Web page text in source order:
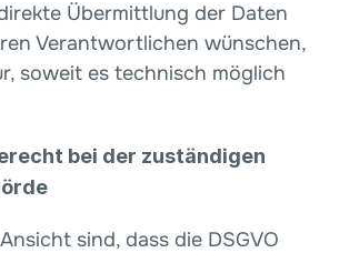
Übermittlung der Daten
Verantwortlichen wünschen,
soweit es technisch möglich
bei der zuständigen
sind, dass die DSGVO